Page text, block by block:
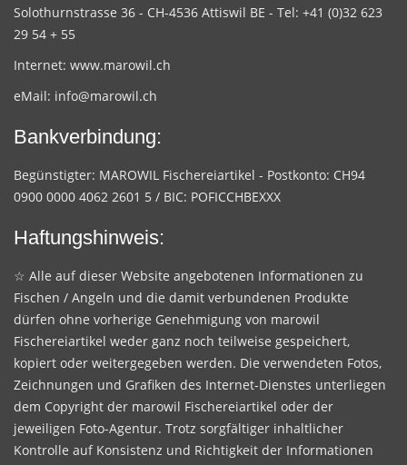
Solothurnstrasse 36 - CH-4536 Attiswil BE - Tel: +41 (0)32 623
29 54 + 55
Internet: www.marowil.ch
eMail: info@marowil.ch
Bankverbindung:
Begünstigter: MAROWIL Fischereiartikel - Postkonto: CH94
0900 0000 4062 2601 5 / BIC: POFICCHBEXXX
Haftungshinweis:
☆ Alle auf dieser Website angebotenen Informationen zu
Fischen / Angeln und die damit verbundenen Produkte
dürfen ohne vorherige Genehmigung von marowil
Fischereiartikel weder ganz noch teilweise gespeichert,
kopiert oder weitergegeben werden. Die verwendeten Fotos,
Zeichnungen und Grafiken des Internet-Dienstes unterliegen
dem Copyright der marowil Fischereiartikel oder der
jeweiligen Foto-Agentur. Trotz sorgfältiger inhaltlicher
Kontrolle auf Konsistenz und Richtigkeit der Informationen